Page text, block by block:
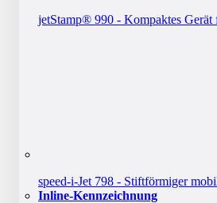
jetStamp® 990 - Kompaktes Gerät
speed-i-Jet 798 - Stiftförmiger
Inline-Kennzeichnung